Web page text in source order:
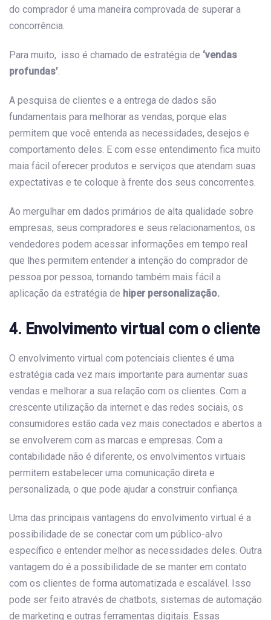
do comprador é uma maneira comprovada de superar a
concorrência.
Para muito, isso é chamado de estratégia de ‘vendas
profundas’.
A pesquisa de clientes e a entrega de dados são
fundamentais para melhorar as vendas, porque elas
permitem que você entenda as necessidades, desejos e
comportamento deles. E com esse entendimento fica muito
maia fácil oferecer produtos e serviços que atendam suas
expectativas e te coloque à frente dos seus concorrentes.
Ao mergulhar em dados primários de alta qualidade sobre
empresas, seus compradores e seus relacionamentos, os
vendedores podem acessar informações em tempo real
que lhes permitem entender a intenção do comprador de
pessoa por pessoa, tornando também mais fácil a
aplicação da estratégia de hiper personalização.
4. Envolvimento virtual com o cliente
O envolvimento virtual com potenciais clientes é uma
estratégia cada vez mais importante para aumentar suas
vendas e melhorar a sua relação com os clientes. Com a
crescente utilização da internet e das redes sociais, os
consumidores estão cada vez mais conectados e abertos a
se envolverem com as marcas e empresas. Com a
contabilidade não é diferente, os envolvimentos virtuais
permitem estabelecer uma comunicação direta e
personalizada, o que pode ajudar a construir confiança.
Uma das principais vantagens do envolvimento virtual é a
possibilidade de se conectar com um público-alvo
específico e entender melhor as necessidades deles. Outra
vantagem do é a possibilidade de se manter em contato
com os clientes de forma automatizada e escalável. Isso
pode ser feito através de chatbots, sistemas de automação
de marketing e outras ferramentas digitais. Essas